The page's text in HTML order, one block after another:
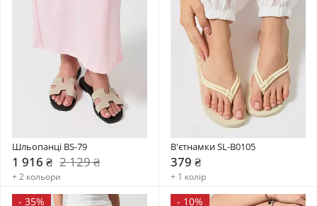
Шльопанці BS-79
1 916 ₴ 2 129 ₴
+ 2 кольори
В'єтнамки SL-B0105
379 ₴
+ 1 колір
- 35% - 10%